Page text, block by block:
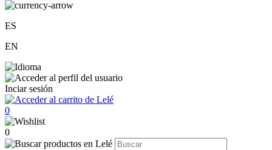
ES
EN
Inciar sesión
0
0